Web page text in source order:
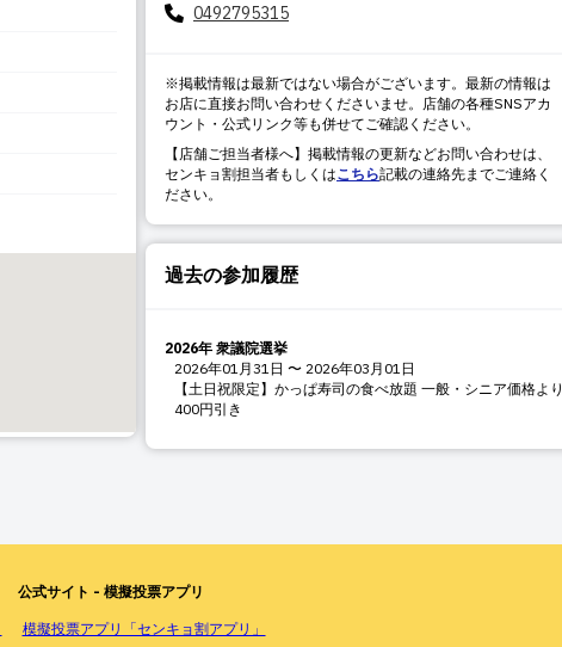
0492795315
※掲載情報は最新ではない場合がございます。最新の情報は
お店に直接お問い合わせくださいませ。店舗の各種SNSアカ
ウント・公式リンク等も併せてご確認ください。
【店舗ご担当者様へ】掲載情報の更新などお問い合わせは、
センキョ割担当者もしくはこちら記載の連絡先までご連絡く
ださい。
過去の参加履歴
2026年 衆議院選挙
2026年01月31日 〜 2026年03月01日
【土日祝限定】かっぱ寿司の食べ放題 一般・シニア価格より
400円引き
公式サイト - 模擬投票アプリ
模擬投票アプリ「センキョ割アプリ」